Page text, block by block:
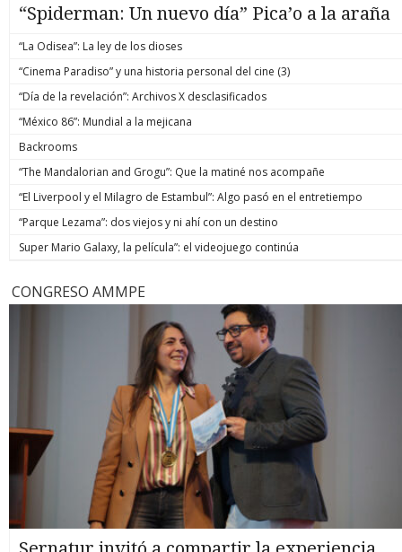
“Spiderman: Un nuevo día” Pica’o a la araña
“La Odisea”: La ley de los dioses
“Cinema Paradiso” y una historia personal del cine (3)
“Día de la revelación”: Archivos X desclasificados
“México 86”: Mundial a la mejicana
Backrooms
“The Mandalorian and Grogu”: Que la matiné nos acompañe
“El Liverpool y el Milagro de Estambul”: Algo pasó en el entretiempo
“Parque Lezama”: dos viejos y ni ahí con un destino
Super Mario Galaxy, la película”: el videojuego continúa
CONGRESO AMMPE